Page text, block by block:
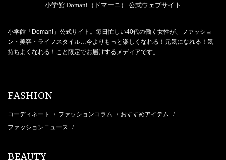
小学館 Domani（ドマーニ） 公式ウェブサイト
小学館「Domani」公式サイト。毎日忙しい40代の働く女性が、ファッショ
ン・美容・ライフスタイル…今よりもっと楽しくなれる！元気になれる！気
持ちよくなれる！こと限定でお届けするメディアです。
FASHION
コーディネート / ファッションコラム / おすすめアイテム /
ファッションニュース /
BEAUTY